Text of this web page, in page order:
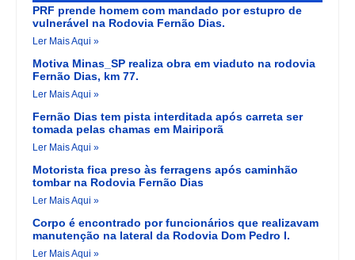
PRF prende homem com mandado por estupro de
vulnerável na Rodovia Fernão Dias.
Ler Mais Aqui »
Motiva Minas_SP realiza obra em viaduto na rodovia
Fernão Dias, km 77.
Ler Mais Aqui »
Fernão Dias tem pista interditada após carreta ser
tomada pelas chamas em Mairiporã
Ler Mais Aqui »
Motorista fica preso às ferragens após caminhão
tombar na Rodovia Fernão Dias
Ler Mais Aqui »
Corpo é encontrado por funcionários que realizavam
manutenção na lateral da Rodovia Dom Pedro I.
Ler Mais Aqui »